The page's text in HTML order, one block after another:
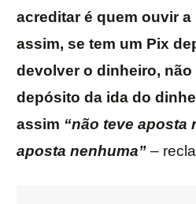
acreditar é quem ouvir a
assim, se tem um Pix
devolver o dinheiro, não
depósito da ida do
assim “não teve aposta
aposta nenhuma” –